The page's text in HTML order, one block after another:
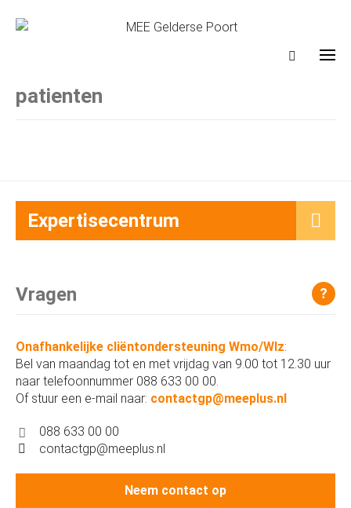
patienten
Expertisecentrum
Vragen ?
Onafhankelijke cliëntondersteuning Wmo/Wlz:
Bel van maandag tot en met vrijdag van 9.00 tot 12.30 uur
naar telefoonnummer 088 633 00 00.
Of stuur een e-mail naar: contactgp@meeplus.nl
088 633 00 00
contactgp@meeplus.nl
Neem contact op